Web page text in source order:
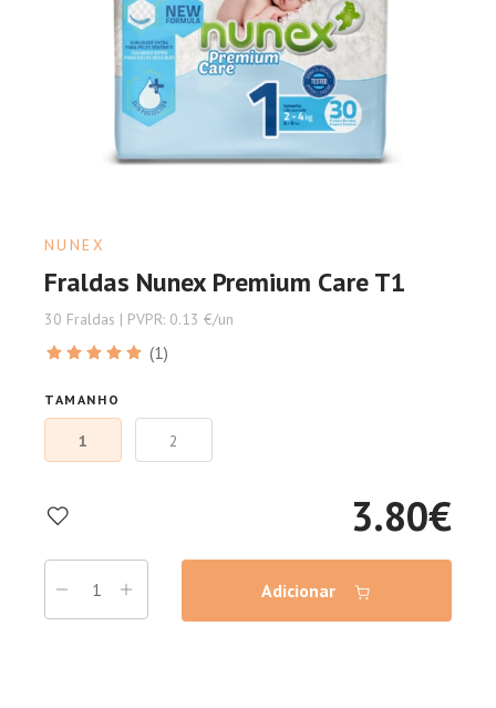
NUNEX
Fraldas Nunex Premium Care T1
30 Fraldas | PVPR: 0.13 €/un
(1)
TAMANHO
1 2
3.80€
Adicionar